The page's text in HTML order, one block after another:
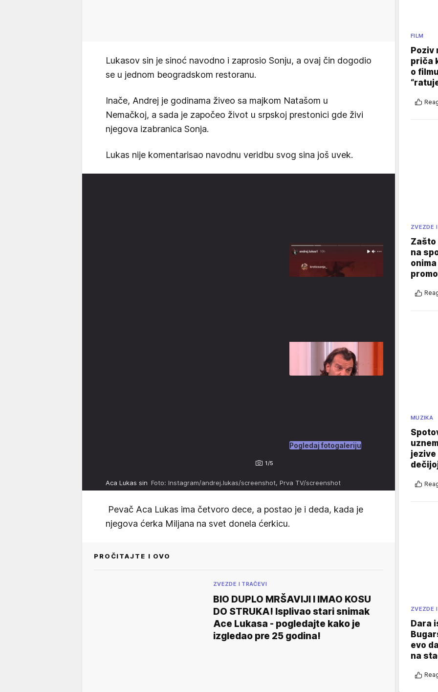
Lukasov sin je sinoć navodno i zaprosio Sonju, a ovaj čin dogodio
se u jednom beogradskom restoranu.
Inače, Andrej je godinama živeo sa majkom Natašom u
Nemačkoj, a sada je započeo život u srpskoj prestonici gde živi
njegova izabranica Sonja.
Lukas nije komentarisao navodnu veridbu svog sina još uvek.
1/5
Pogledaj fotogaleriju
Aca Lukas sin Foto: Instagram/andrej.lukas/screenshot, Prva TV/screenshot
Pevač Aca Lukas ima četvoro dece, a postao je i deda, kada je
njegova ćerka Miljana na svet donela ćerkicu.
PROČITAJTE I OVO
ZVEZDE I TRAČEVI
BIO DUPLO MRŠAVIJI I IMAO KOSU
DO STRUKA! Isplivao stari snimak
Ace Lukasa - pogledajte kako je
izgledao pre 25 godina!
FILM
Poziv
priča
o
ZVEZDE
Zašto
na
MUZIKA
jezive
ZVEZDE
Dara
evo
na